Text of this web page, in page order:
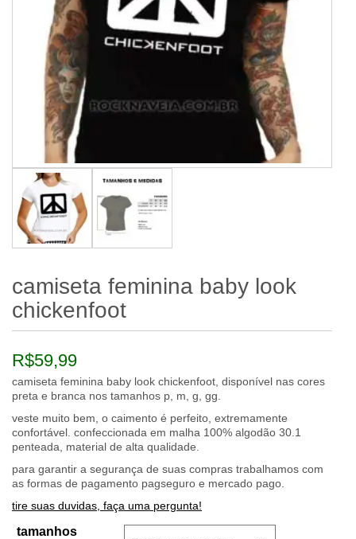
camiseta feminina baby look
chickenfoot
R$59,99
camiseta feminina baby look chickenfoot, disponível nas cores
preta e branca nos tamanhos p, m, g, gg.
veste muito bem, o caimento é perfeito, extremamente
confortável. confeccionada em malha 100% algodão 30.1
penteada, material de alta qualidade.
para garantir a segurança de suas compras trabalhamos com
as formas de pagamento pagseguro e mercado pago.
tire suas duvidas, faça uma pergunta!
tamanhos